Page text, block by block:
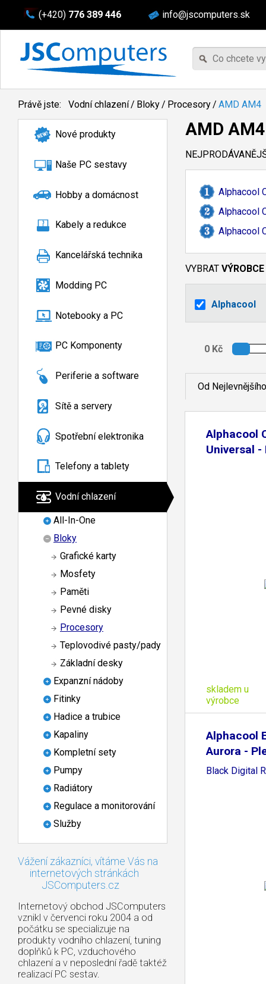
(+420) 776 389 446 info@jscomputers.sk
Právě jste: Vodní chlazení/ Bloky/ Procesory/ AMD AM4
Nové produkty
Naše PC sestavy
Hobby a domácnost
Kabely a redukce
Kancelářská technika
Modding PC
Notebooky a PC
PC Komponenty
Periferie a software
Sítě a servery
Spotřební elektronika
Telefony a tablety
Vodní chlazení
All-In-One
Bloky
Grafické karty
Mosfety
Paměti
Pevné disky
Procesory
Teplovodivé pasty/pady
Základní desky
Expanzní nádoby
Fitinky
Hadice a trubice
Kapaliny
Kompletní sety
Pumpy
Radiátory
Regulace a monitorování
Služby
Vážení zákazníci, vítáme Vás na
internetových stránkách
JSComputers.cz
Internetový obchod JSComputers
vznikl v červenci roku 2004 a od
počátku se specializuje na
produkty vodního chlazení, tuning
doplňků k PC, vzduchového
chlazení a v neposlední řadě taktéž
realizací PC sestav.
AMD AM4
Alphacool
Alphacool
Alphacool
VYBRAT VÝROBCE
Alphacool
Od Nejlevnějšího
Alphacool
Universal -
skladem u
výrobce
Alphacool
Aurora -
Black Digital